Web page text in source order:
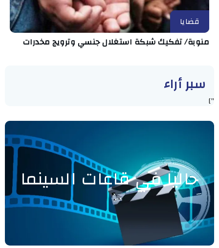
قضايا
منوبة/ تفكيك شبكة استغلال جنسي وترويج مخدرات
سبر أراء
"]
حاليا في قاعات السينما